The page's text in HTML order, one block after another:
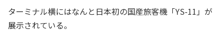
ターミナル横にはなんと日本初の国産旅客機「YS-11」が
展示されている。